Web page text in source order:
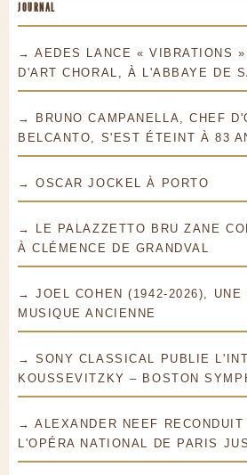
JOURNAL
→ AEDES LANCE « VIBRATIONS
D'ART CHORAL, À L'ABBAYE DE
→ BRUNO CAMPANELLA, CHEF
BELCANTO, S'EST ÉTEINT À 83
→ OSCAR JOCKEL À PORTO
→ LE PALAZZETTO BRU ZANE
À CLÉMENCE DE GRANDVAL
→ JOEL COHEN (1942-2026), UNE
MUSIQUE ANCIENNE
→ SONY CLASSICAL PUBLIE
KOUSSEVITZKY – BOSTON
→ ALEXANDER NEEF
L'OPÉRA NATIONAL DE PARIS